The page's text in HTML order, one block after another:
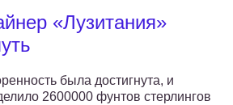
«Лузитания»
была достигнута, и
2600000 фунтов стерлингов